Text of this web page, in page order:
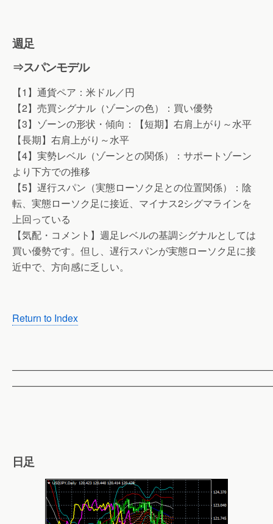
週足
⇒スパンモデル
【1】通貨ペア：米ドル／円
【2】売買シグナル（ゾーンの色）：買い優勢
【3】ゾーンの形状・傾向：【短期】右肩上がり～水平
【長期】右肩上がり～水平
【4】実勢レベル（ゾーンとの関係）：サポートゾーン
より下方での推移
【5】遅行スパン（実態ローソク足との位置関係）：陰
転、実態ローソク足に接近、マイナス2シグマラインを
上回っている
【気配・コメント】週足レベルの基調シグナルとしては
買い優勢です。但し、遅行スパンが実態ローソク足に接
近中で、方向感に乏しい。
Return to Index
日足